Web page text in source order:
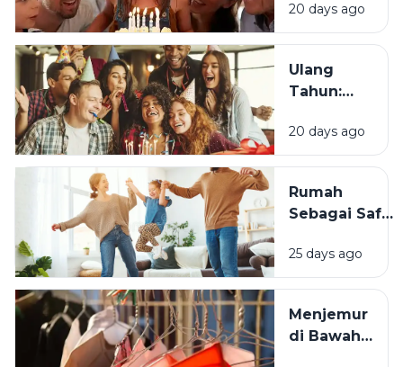
Tradisi
Saat Ulang
20 days ago
Ulang
Tahun:
Momen
Bertambah
Terasa
Istimewa?
20 days ago
Rumah
Sebagai Safe
Mengapa
Lingkungan
Tinggal yang
Bersih
25 days ago
Menjemur
di Bawah